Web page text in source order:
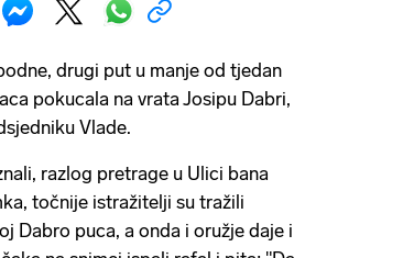
drugi put u manje od tjedan
pokucala na vrata Josipu Dabri,
Vlade.
razlog pretrage u Ulici bana
točnije istražitelji su tražili
Dabro puca, a onda i oružje daje i